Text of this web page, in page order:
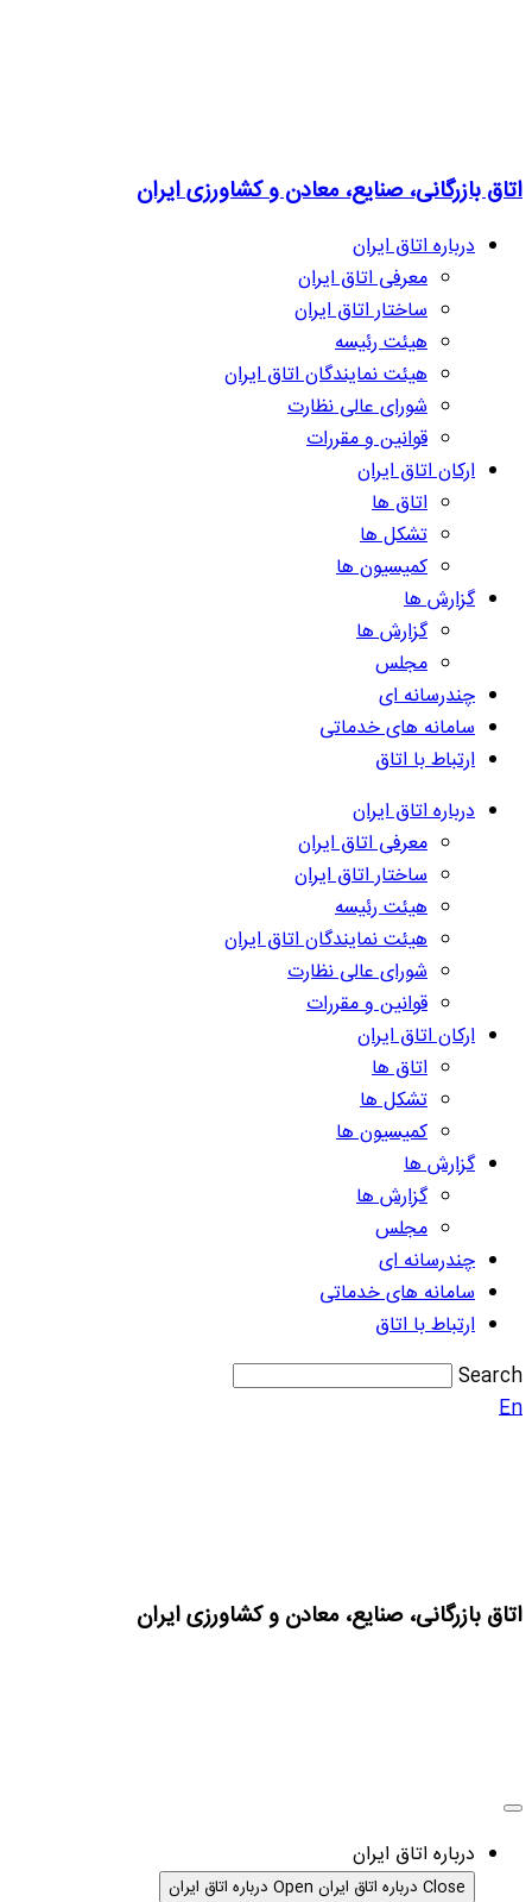
اتاق بازرگانی، صنایع، معادن و کشاورزی ایران
درباره اتاق ایران
معرفی اتاق ایران
ساختار اتاق ایران
هیئت رئیسه
هیئت نمایندگان اتاق ایران
شورای عالی نظارت
قوانین و مقررات
ارکان اتاق ایران
اتاق ها
تشکل ها
کمیسیون ها
گزارش ها
گزارش ها
مجلس
چندرسانه ای
سامانه های خدماتی
ارتباط با اتاق
درباره اتاق ایران
معرفی اتاق ایران
ساختار اتاق ایران
هیئت رئیسه
هیئت نمایندگان اتاق ایران
شورای عالی نظارت
قوانین و مقررات
ارکان اتاق ایران
اتاق ها
تشکل ها
کمیسیون ها
گزارش ها
گزارش ها
مجلس
چندرسانه ای
سامانه های خدماتی
ارتباط با اتاق
Search
En
اتاق بازرگانی، صنایع، معادن و کشاورزی ایران
درباره اتاق ایران
Close درباره اتاق ایران Open درباره اتاق ایران